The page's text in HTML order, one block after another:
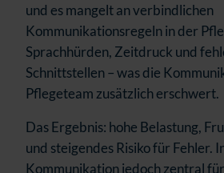
und es mangelt an verbindlichen
Kommunikationsregeln in der
Sprachhürden, Zeitdruck und
Schnittstellen – was die
Pflegeteam zusätzlich erschwert.
Das Ergebnis: hohe Belastung,
und steigendes Risiko für Fehler.
Kommunikation jedoch zentral